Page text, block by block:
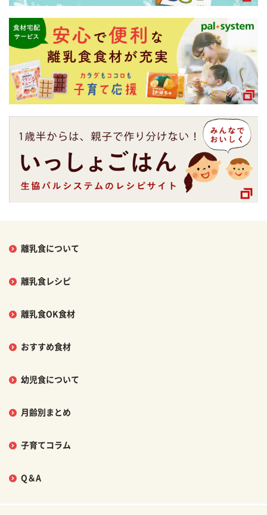
離乳食について
離乳食レシピ
離乳食OK食材
おすすめ食材
幼児食について
月齢別まとめ
子育てコラム
Q＆A